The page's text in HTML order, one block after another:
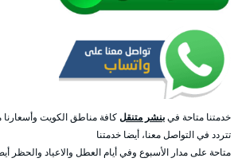
خدمتنا متاحة فيبنشر متنقلكافة مناطق الكويت
تتردد في التواصل معنا، أيضا خدمتنا
متاحة على مدار الأسبوع وفي أيام العطل والاعياد والحظر